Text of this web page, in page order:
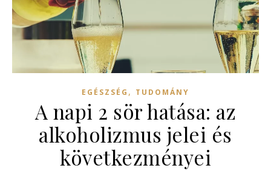
EGÉSZSÉG , TUDOMÁNY
A napi 2 sör hatása: az
alkoholizmus jelei és
következményei